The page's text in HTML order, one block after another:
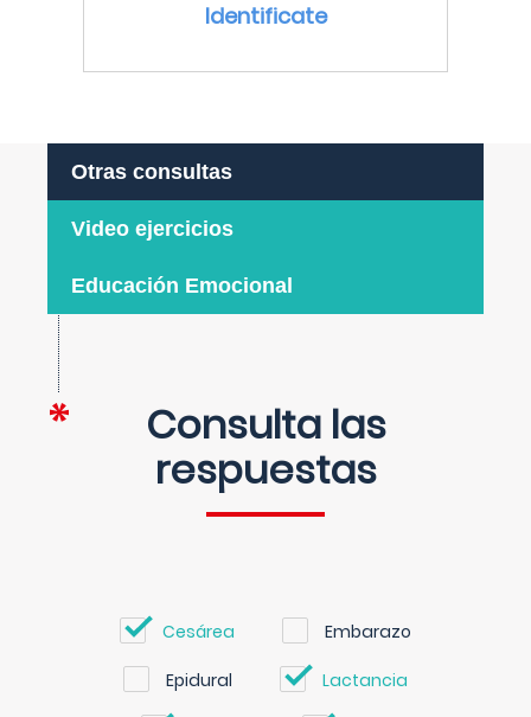
Identificate
Otras consultas
Video ejercicios
Educación Emocional
Consulta las
respuestas
Cesárea Embarazo
Epidural Lactancia